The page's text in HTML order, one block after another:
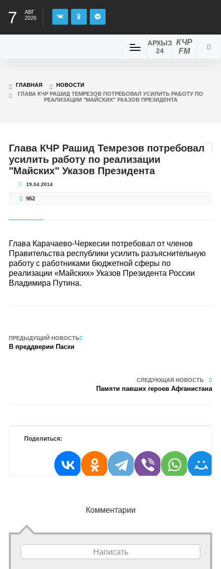
7
АВГ
2026
КЧР
FM
АРХЫЗ
24
ГЛАВНАЯ
НОВОСТИ
ГЛАВА КЧР РАШИД ТЕМРЕЗОВ ПОТРЕБОВАЛ УСИЛИТЬ РАБОТУ ПО
РЕАЛИЗАЦИИ "МАЙСКИХ" УКАЗОВ ПРЕЗИДЕНТА
Глава КЧР Рашид Темрезов потребовал
усилить работу по реализации
"Майских" Указов Президента
19.04.2014
962
Глава Карачаево-Черкесии потребовал от членов
Правительства республики усилить разъяснительную
работу с работниками бюджетной сферы по
реализации «Майских» Указов Президента России
Владимира Путина.
ПРЕДЫДУЩИЙ НОВОСТЬ
В преддверии Пасхи
СЛЕДУЮЩАЯ НОВОСТЬ
Памяти павших героев Афганистана
Поделиться:
Комментарии
Написать